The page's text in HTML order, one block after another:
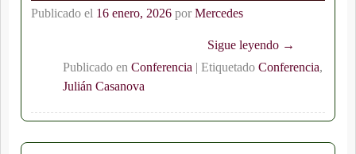
Publicado el 16 enero, 2026 por Mercedes
Sigue leyendo →
Publicado en Conferencia | Etiquetado Conferencia,
Julián Casanova